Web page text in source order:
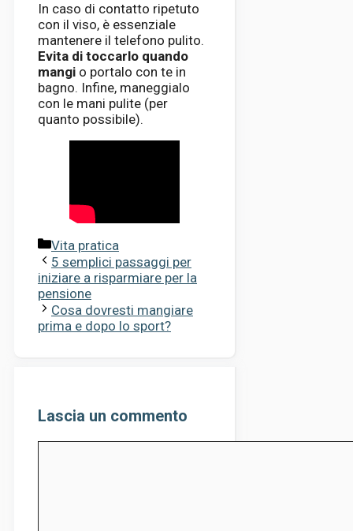
In caso di contatto ripetuto
con il viso, è essenziale
mantenere il telefono pulito.
Evita di toccarlo quando
mangi o portalo con te in
bagno. Infine, maneggialo
con le mani pulite (per
quanto possibile).
Categorie
Vita pratica
5 semplici passaggi per
iniziare a risparmiare per la
pensione
Cosa dovresti mangiare
prima e dopo lo sport?
Lascia un commento